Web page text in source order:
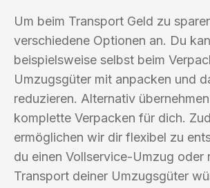
Um beim Transport Geld zu
verschiedene Optionen an. Du
beispielsweise selbst beim
Umzugsgüter mit anpacken und
reduzieren. Alternativ
komplette Verpacken für dich.
ermöglichen wir dir flexibel zu
du einen Vollservice-Umzug oder
Transport deiner Umzugsgüter